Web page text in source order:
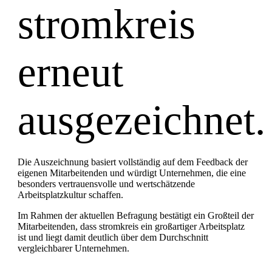
stromkreis
erneut
ausgezeichnet.
Die Auszeichnung basiert vollständig auf dem Feedback der
eigenen Mitarbeitenden und würdigt Unternehmen, die eine
besonders vertrauensvolle und wertschätzende
Arbeitsplatzkultur schaffen.
Im Rahmen der aktuellen Befragung bestätigt ein Großteil der
Mitarbeitenden, dass stromkreis ein großartiger Arbeitsplatz
ist und liegt damit deutlich über dem Durchschnitt
vergleichbarer Unternehmen.